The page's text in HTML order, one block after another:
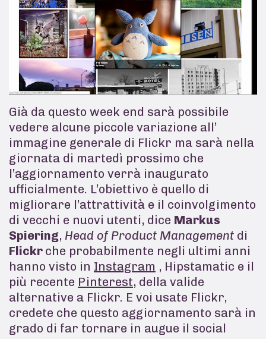
Già da questo week end sarà possibile
vedere alcune piccole variazione all’
immagine generale di Flickr ma sarà nella
giornata di martedì prossimo che
l’aggiornamento verrà inaugurato
ufficialmente. L’obiettivo è quello di
migliorare l’attrattività e il coinvolgimento
di vecchi e nuovi utenti, dice Markus
Spiering, Head of Product Management di
Flickr che probabilmente negli ultimi anni
hanno visto in Instagram , Hipstamatic e il
più recente Pinterest, della valide
alternative a Flickr. E voi usate Flickr,
credete che questo aggiornamento sarà in
grado di far tornare in augue il social